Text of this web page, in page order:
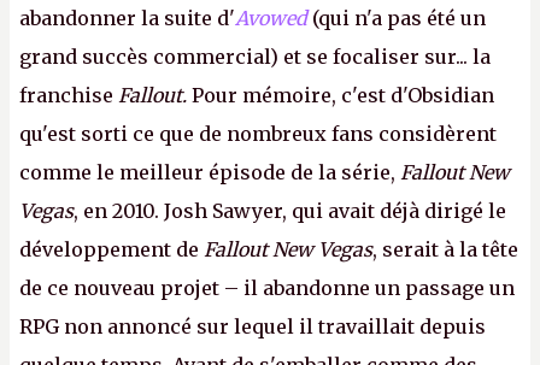
abandonner la suite d'Avowed(qui n'a pas été un
grand succès commercial) et se focaliser sur... la
franchise Fallout. Pour mémoire, c'est d'Obsidian
qu'est sorti ce que de nombreux fans considèrent
comme le meilleur épisode de la série, Fallout New
Vegas, en 2010. Josh Sawyer, qui avait déjà dirigé le
développement de Fallout New Vegas, serait à la tête
de ce nouveau projet – il abandonne un passage un
RPG non annoncé sur lequel il travaillait depuis